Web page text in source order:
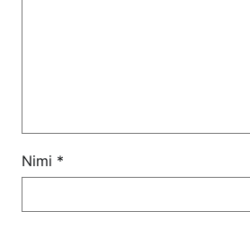
Nimi *